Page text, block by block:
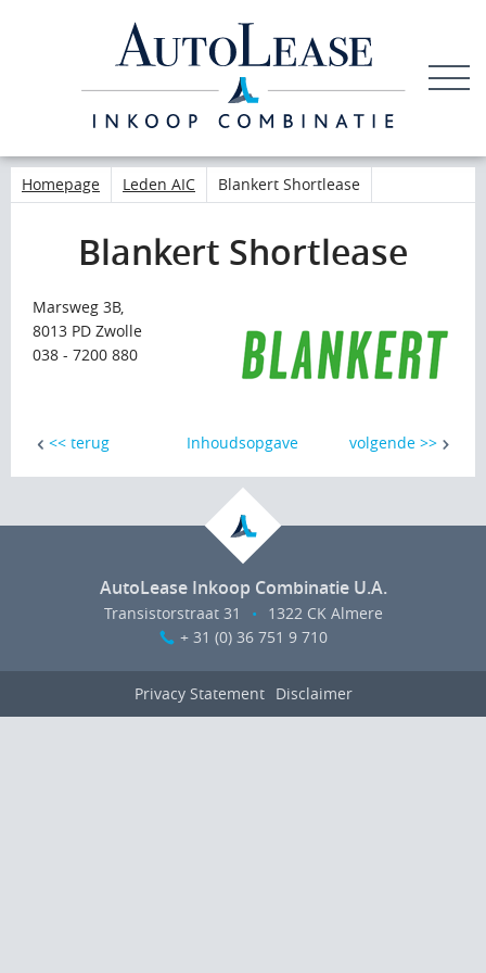
LEDEN
Homepage Leden AIC Blankert Shortlease
Blankert Shortlease
Marsweg 3B,
8013 PD Zwolle
038 - 7200 880
<< terug Inhoudsopgave volgende >>
AutoLease Inkoop Combinatie U.A.
Transistorstraat 31 •
1322 CK Almere
+ 31 (0) 36 751 9 710
Privacy Statement Disclaimer